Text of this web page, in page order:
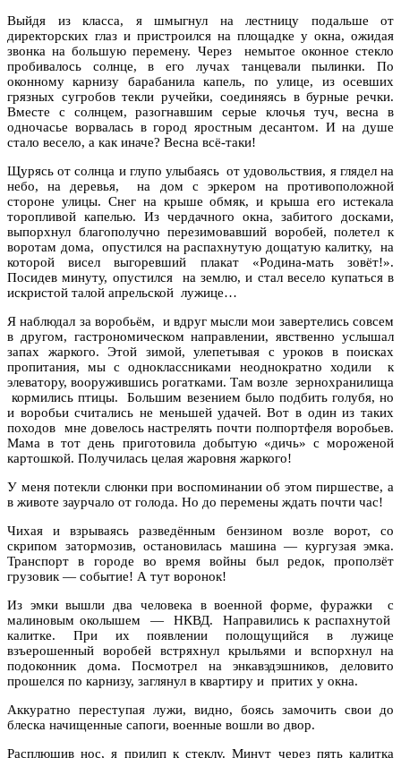
Выйдя из класса, я шмыгнул на лестницу подальше от
директорских глаз и пристроился на площадке у окна, ожидая
звонка на большую перемену. Через немытое оконное стекло
пробивалось солнце, в его лучах танцевали пылинки. По
оконному карнизу барабанила капель, по улице, из осевших
грязных сугробов текли ручейки, соединяясь в бурные речки.
Вместе с солнцем, разогнавшим серые клочья туч, весна в
одночасье ворвалась в город яростным десантом. И на душе
стало весело, а как иначе? Весна всё-таки!
Щурясь от солнца и глупо улыбаясь от удовольствия, я глядел на
небо, на деревья, на дом с эркером на противоположной
стороне улицы. Снег на крыше обмяк, и крыша его истекала
торопливой капелью. Из чердачного окна, забитого досками,
выпорхнул благополучно перезимовавший воробей, полетел к
воротам дома, опустился на распахнутую дощатую калитку, на
которой висел выгоревший плакат «Родина-мать зовёт!».
Посидев минуту, опустился на землю, и стал весело купаться в
искристой талой апрельской лужице…
Я наблюдал за воробьём, и вдруг мысли мои завертелись совсем
в другом, гастрономическом направлении, явственно услышал
запах жаркого. Этой зимой, улепетывая с уроков в поисках
пропитания, мы с одноклассниками неоднократно ходили к
элеватору, вооружившись рогатками. Там возле зернохранилища
кормились птицы. Большим везением было подбить голубя, но
и воробьи считались не меньшей удачей. Вот в один из таких
походов мне довелось настрелять почти полпортфеля воробьев.
Мама в тот день приготовила добытую «дичь» с мороженой
картошкой. Получилась целая жаровня жаркого!
У меня потекли слюнки при воспоминании об этом пиршестве, а
в животе заурчало от голода. Но до перемены ждать почти час!
Чихая и взрываясь разведённым бензином возле ворот, со
скрипом затормозив, остановилась машина — кургузая эмка.
Транспорт в городе во время войны был редок, проползёт
грузовик — событие! А тут воронок!
Из эмки вышли два человека в военной форме, фуражки с
малиновым околышем — НКВД. Направились к распахнутой
калитке. При их появлении полощущийся в лужице
взъерошенный воробей встряхнул крыльями и вспорхнул на
подоконник дома. Посмотрел на энкавэдэшников, деловито
прошелся по карнизу, заглянул в квартиру и притих у окна.
Аккуратно переступая лужи, видно, боясь замочить свои до
блеска начищенные сапоги, военные вошли во двор.
Расплющив нос, я прилип к стеклу. Минут через пять калитка